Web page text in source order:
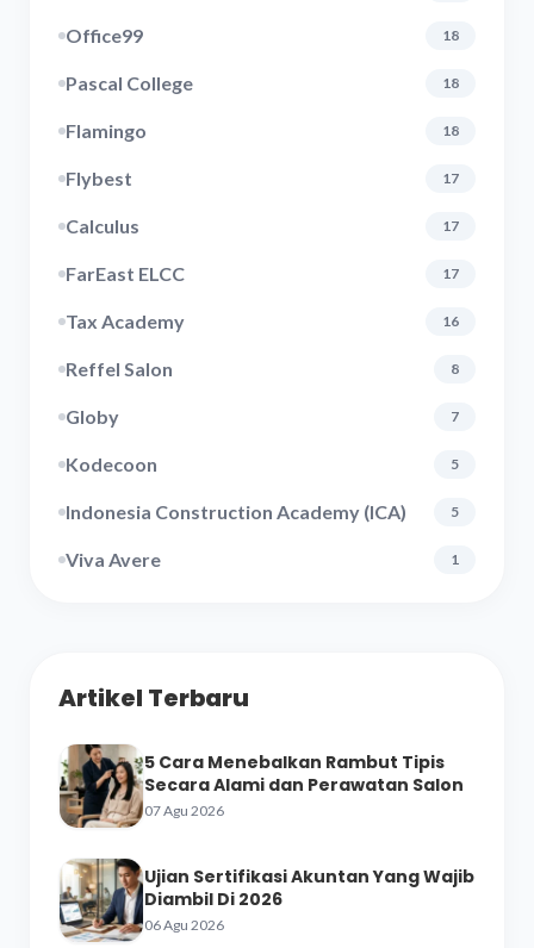
Office99 18
Pascal College 18
Flamingo 18
Flybest 17
Calculus 17
FarEast ELCC 17
Tax Academy 16
Reffel Salon 8
Globy 7
Kodecoon 5
Indonesia Construction Academy (ICA) 5
Viva Avere 1
Artikel Terbaru
5 Cara Menebalkan Rambut Tipis
Secara Alami dan Perawatan Salon
07 Agu 2026
Ujian Sertifikasi Akuntan Yang Wajib
Diambil Di 2026
06 Agu 2026